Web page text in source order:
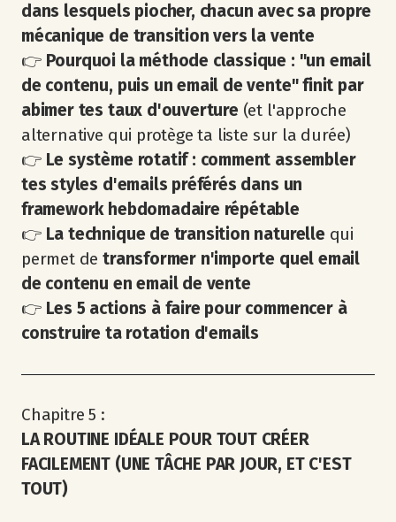
dans lesquels piocher, chacun avec sa propre
mécanique de transition vers la vente
👉 Pourquoi la méthode classique : "un email
de contenu, puis un email de vente" finit par
abimer tes taux d'ouverture (et l'approche
alternative qui protège ta liste sur la durée)
👉 Le système rotatif : comment assembler
tes styles d'emails préférés dans un
framework hebdomadaire répétable
👉 La technique de transition naturelle qui
permet detransformer n'importe quel email
de contenu en email de vente
👉 Les 5 actions à faire pour commencer à
construire ta rotation d'emails
Chapitre 5 :
LA ROUTINE IDÉALE POUR TOUT CRÉER
FACILEMENT (UNE TÂCHE PAR JOUR, ET C'EST
TOUT)